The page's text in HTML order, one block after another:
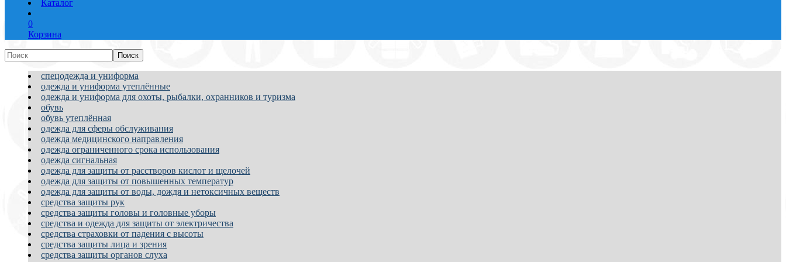
Каталог
0
Корзина
спецодежда и униформа
одежда и униформа утеплённые
одежда и униформа для охоты, рыбалки, охранников и туризма
обувь
обувь утеплённая
одежда для сферы обслуживания
одежда медицинского направления
одежда ограниченного срока использования
одежда сигнальная
одежда для защиты от расстворов кислот и щелочей
одежда для защиты от повышенных температур
одежда для защиты от воды, дождя и нетоксичных веществ
средства защиты рук
средства защиты головы и головные уборы
средства и одежда для защиты от электричества
средства страховки от падения с высоты
средства защиты лица и зрения
средства защиты органов слуха